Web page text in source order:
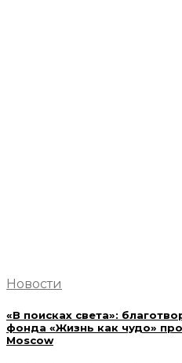
Новости
«В поисках света»:
фонда «Жизнь как чудо»
Moscow